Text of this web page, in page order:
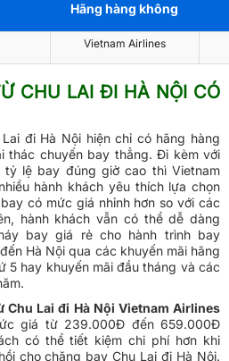
Hãng hàng không
Vietnam Airlines
CHU LAI ĐI HÀ NỘI CÓ
đi Hà Nội hiện chỉ có hãng hàng
thác chuyến bay thẳng. Đi kèm với
lệ bay đúng giờ cao thì Vietnam
hành khách yêu thích lựa chọn
có mức giá nhỉnh hơn so với các
hành khách vẫn có thể dễ dàng
bay giá rẻ cho hành trình bay
Hà Nội qua các khuyến mãi hãng
5 hay khuyến mãi đầu tháng và các
Chu Lai đi Hà Nội Vietnam Airlines
giá từ 239.000Đ đến 659.000Đ
có thể tiết kiệm chi phí hơn khi
cho chặng bay Chu Lai đi Hà Nội.